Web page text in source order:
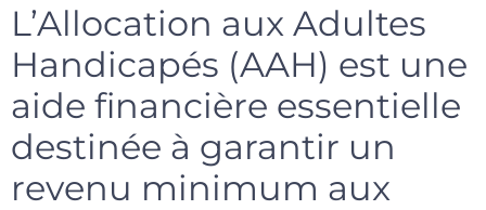
L’Allocation aux Adultes
Handicapés (AAH) est une
aide financière essentielle
destinée à garantir un
revenu minimum aux